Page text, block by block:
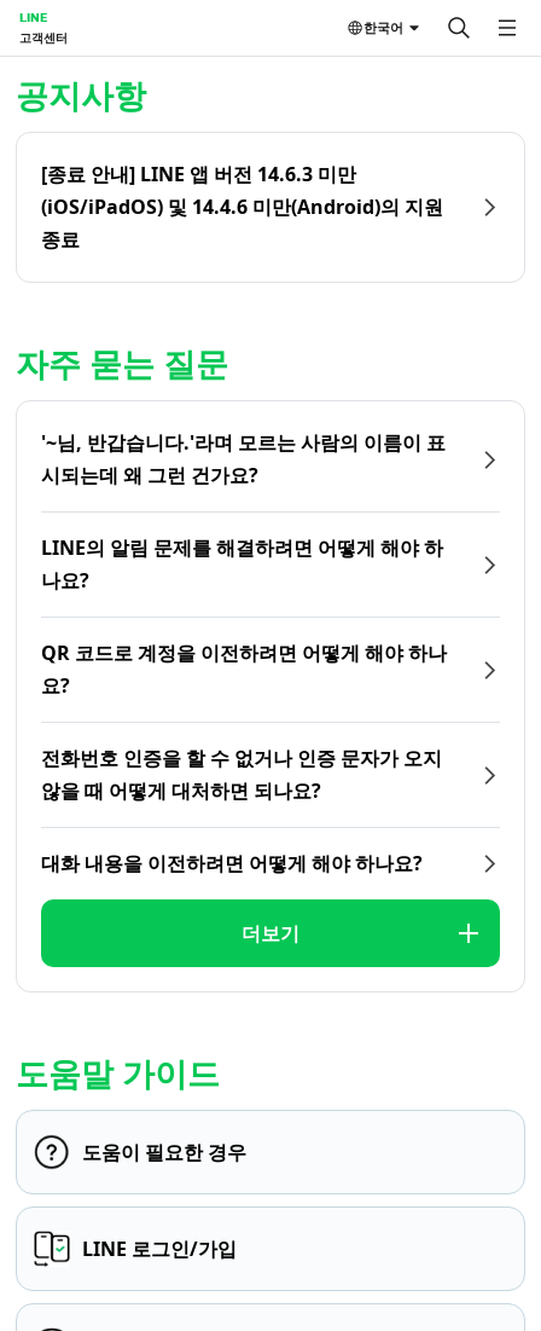
LINE
고객센터
한국어
공지사항
[종료 안내] LINE 앱 버전 14.6.3 미만
(iOS/iPadOS) 및 14.4.6 미만(Android)의 지원
종료
자주 묻는 질문
'~님, 반갑습니다.'라며 모르는 사람의 이름이 표
시되는데 왜 그런 건가요?
LINE의 알림 문제를 해결하려면 어떻게 해야 하
나요?
QR 코드로 계정을 이전하려면 어떻게 해야 하나
요?
전화번호 인증을 할 수 없거나 인증 문자가 오지
않을 때 어떻게 대처하면 되나요?
대화 내용을 이전하려면 어떻게 해야 하나요?
더보기
도움말 가이드
도움이 필요한 경우
LINE 로그인/가입